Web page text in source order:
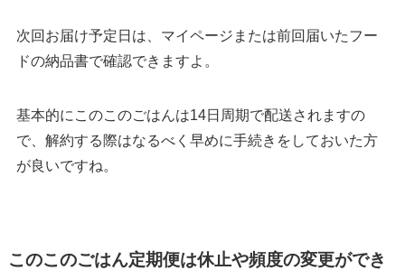
次回お届け予定日は、マイページまたは前回届いたフー
ドの納品書で確認できますよ。
基本的にこのこのごはんは14日周期で配送されますの
で、解約する際はなるべく早めに手続きをしておいた方
が良いですね。
このこのごはん定期便は休止や頻度の変更ができ